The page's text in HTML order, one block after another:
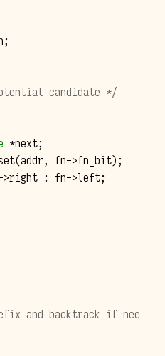
;
candidate */
*next;
(addr, fn->fn_bit);
right : fn->left;
and backtrack if nee